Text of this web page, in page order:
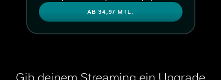
AB 34,97 MTL.
Gib deinem Streaming ein Upgrade